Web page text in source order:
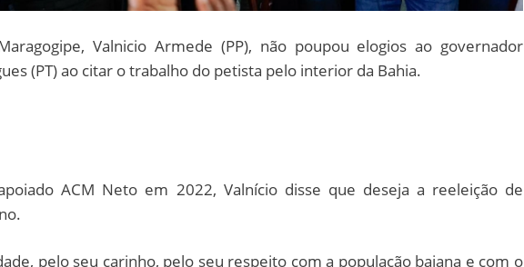
Valnicio Armede (PP), não poupou elogios ao governador
(PT) ao citar o trabalho do petista pelo interior da Bahia.
ACM Neto em 2022, Valnício disse que deseja a reeleição de
pelo seu carinho, pelo seu respeito com a população baiana e com o